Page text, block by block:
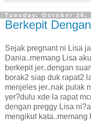
Tuesday, October 26,
Berkepit
Sejak pregnant ni Lisa
Dania..memang Lisa
berkepit jer..dengan
borak2 siap duk rapat2
menjeles jer..nak pulak
yer?dulu xde la rapat
dengan preggy Lisa
mengikut